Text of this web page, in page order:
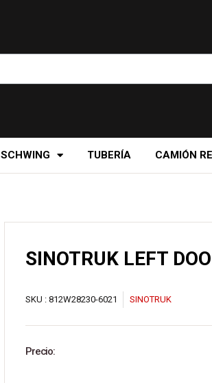
SCHWING TUBERÍA CAMIÓN
SINOTRUK LEFT
SKU : 812W28230-6021 SINOTRUK
Precio: